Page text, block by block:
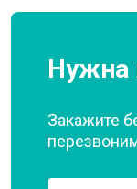
Нужна
Закажите